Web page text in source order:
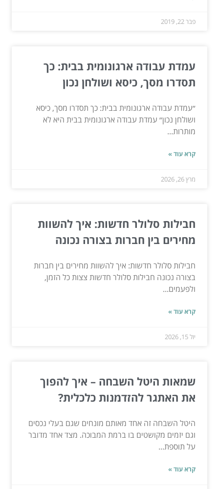
פבר 22, 2019
עמדת עבודה ארגונומית בבית: כך
תסדרו מסך, כיסא ושולחן נכון
״עמדת עבודה ארגונומית בבית: כך תסדרו מסך, כיסא
ושולחן נכון״ עמדת עבודה ארגונומית בבית היא לא
מותרות...
קרא עוד »
מרץ 26, 2026
חבילות סלולר חדשות: איך להשוות
מחירים בין חברות בצורה נכונה
חבילות סלולר חדשות: איך להשוות מחירים בין חברות
בצורה נכונה חבילות סלולר חדשות צצות כל הזמן,
ולפעמים...
קרא עוד »
יול 15, 2026
שמאות היטל השבחה – איך להפוך
את האתגר להזדמנות כלכלית?
היטל השבחה זה אחד מאותם מונחים שגם בעלי נכסים
וגם יזמים מקושטים בו ברמת המבוכה. מצד אחד מדובר
על תוספת...
קרא עוד »